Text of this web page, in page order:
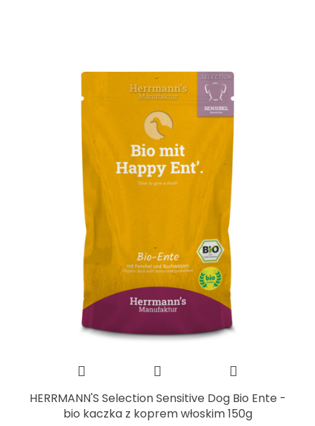
HERRMANN'S Selection Sensitive Dog Bio Ente -
bio kaczka z koprem włoskim 150g